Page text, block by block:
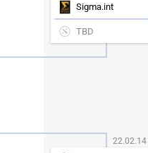
Sigma.int
TBD